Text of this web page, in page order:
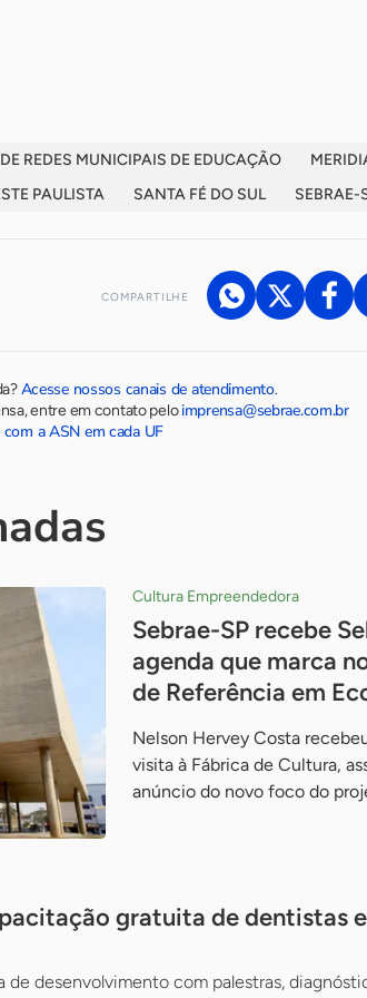
REDES MUNICIPAIS DE EDUCAÇÃO
PAULISTA SANTA FÉ DO SUL SEBRAE-
COMPARTILHE
Acesse nossos canais de atendimento.
entre em contato peloimprensa@sebrae.com.br
a ASN em cada UF
Cultura Empreendedora
Sebrae-SP recebe
agenda que marca
de Referência em
Nelson Hervey Costa
visita à Fábrica de Cultura,
anúncio do novo foco do
gratuita de dentistas
desenvolvimento com palestras,